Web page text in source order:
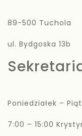
89-500 Tuchola
ul. Bydgoska 13b
Poniedziałek –
7:00 – 15:00